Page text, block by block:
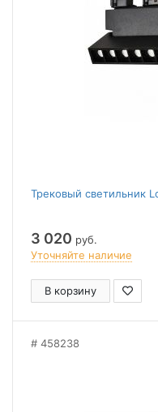
Трековый светильник
3 020 руб.
Уточняйте наличие
В корзину
458238